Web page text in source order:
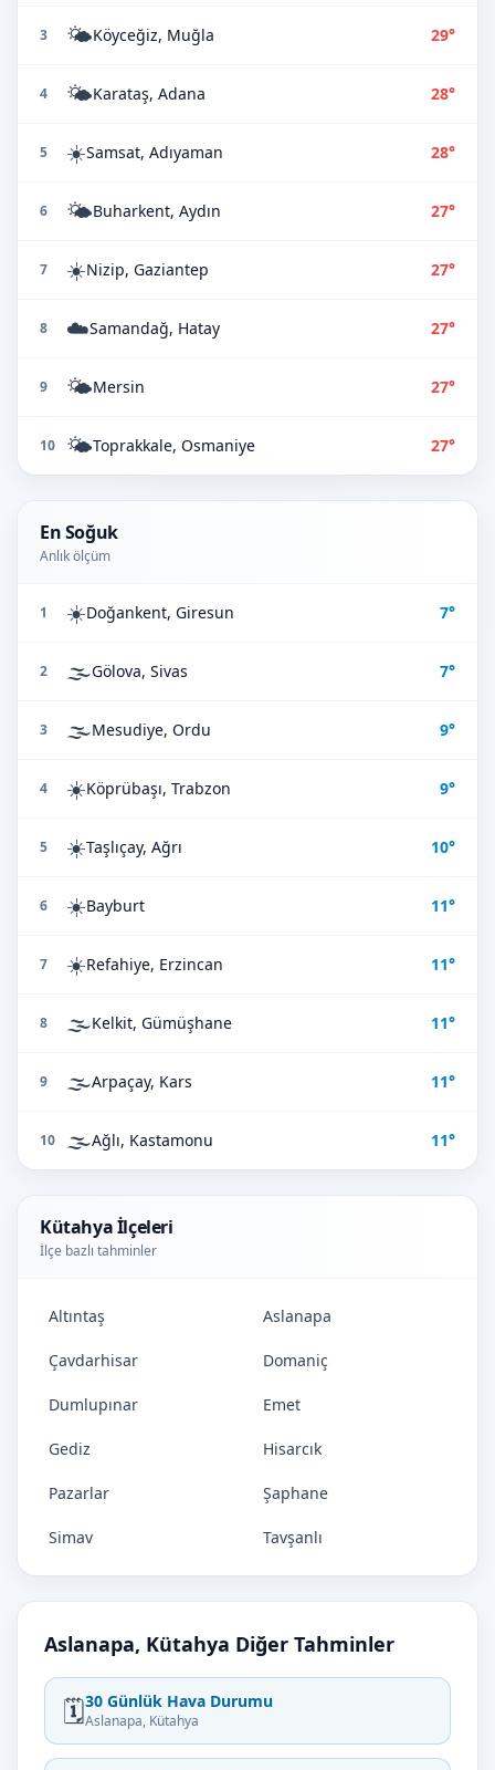
3 🌤️Köyceğiz, Muğla 29°
4 🌤️Karataş, Adana 28°
5 ☀️Samsat, Adıyaman 28°
6 🌤️Buharkent, Aydın 27°
7 ☀️Nizip, Gaziantep 27°
8 ☁️Samandağ, Hatay 27°
9 🌤️Mersin 27°
10 🌤️Toprakkale, Osmaniye 27°
En Soğuk
Anlık ölçüm
1 ☀️Doğankent, Giresun 7°
2 🌫️Gölova, Sivas 7°
3 🌫️Mesudiye, Ordu 9°
4 ☀️Köprübaşı, Trabzon 9°
5 ☀️Taşlıçay, Ağrı 10°
6 ☀️Bayburt 11°
7 ☀️Refahiye, Erzincan 11°
8 🌫️Kelkit, Gümüşhane 11°
9 🌫️Arpaçay, Kars 11°
10 🌫️Ağlı, Kastamonu 11°
Kütahya İlçeleri
İlçe bazlı tahminler
Altıntaş Aslanapa
Çavdarhisar Domaniç
Dumlupınar Emet
Gediz Hisarcık
Pazarlar Şaphane
Simav Tavşanlı
Aslanapa, Kütahya Diğer Tahminler
🗓️30 Günlük Hava Durumu
Aslanapa, Kütahya